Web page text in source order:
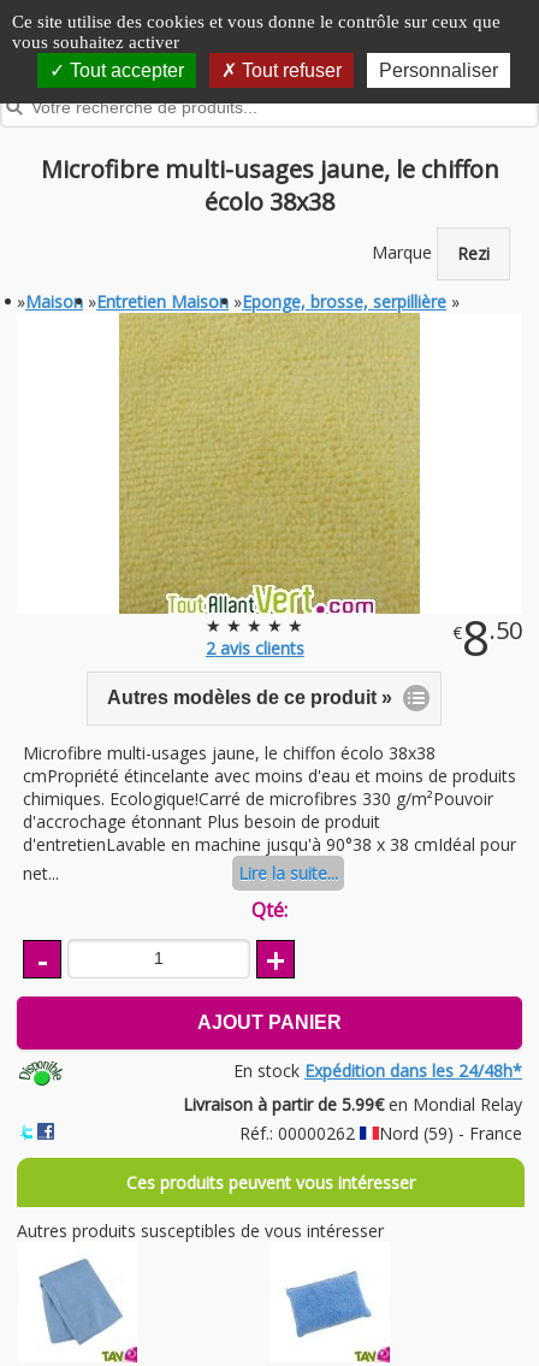
Panneau de gestion des cookies
Ce site utilise des cookies et vous donne le contrôle sur ceux que
vous souhaitez activer
Tout accepter Tout refuser Personnaliser
Microfibre multi-usages jaune, le chiffon
écolo 38x38
Marque Rezi
»Maison »Entretien Maison »Eponge, brosse, serpillière »
★ ★ ★ ★ ★
2avis clients
€8.50
Autres modèles de ce produit »
Microfibre multi-usages jaune, le chiffon écolo 38x38
cmPropriété étincelante avec moins d'eau et moins de produits
chimiques. Ecologique!Carré de microfibres 330 g/m²Pouvoir
d'accrochage étonnant Plus besoin de produit
d'entretienLavable en machine jusqu'à 90°38 x 38 cmIdéal pour
net...
Lire la suite...
Qté:
- +
AJOUT PANIER
En stock Expédition dans les 24/48h*
Livraison à partir de 5.99€en Mondial Relay
Réf.: 00000262
Nord (59) - France
Ces produits peuvent vous intéresser
Autres produits susceptibles de vous intéresser